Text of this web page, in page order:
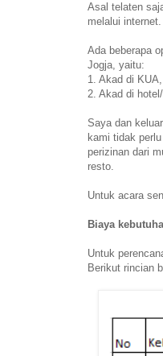
Asal telaten
melalui internet.
Ada beberapa
Jogja, yaitu:
1. Akad di
2. Akad di
Saya dan
kami tidak
perizinan dari
resto.
Untuk acara
Biaya
Untuk
Berikut rincian